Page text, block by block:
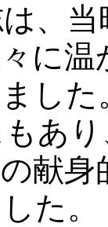
、
に
し
あ
献
た。